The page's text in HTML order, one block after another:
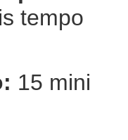
tempo
15 mini